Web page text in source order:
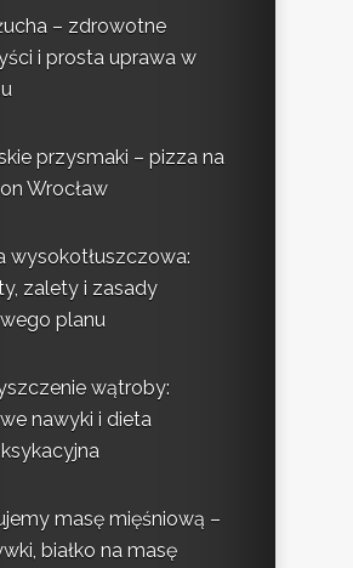
– zdrowotne
i prosta uprawa w
przysmaki – pizza na
Wrocław
wysokotłuszczowa:
zalety i zasady
planu
wątroby:
nawyki i dieta
masę mięśniową –
białko na masę